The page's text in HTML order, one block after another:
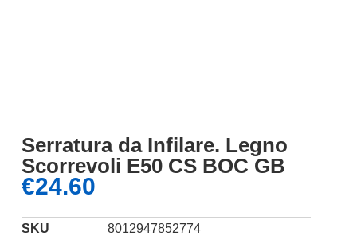
Serratura da Infilare. Legno
Scorrevoli E50 CS BOC GB
€24.60
SKU
8012947852774